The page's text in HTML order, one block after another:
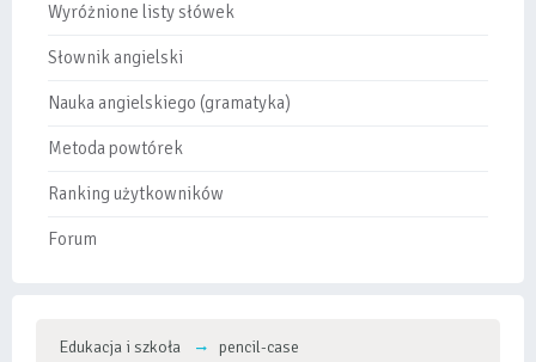
Wyróżnione listy słówek
Słownik angielski
Nauka angielskiego (gramatyka)
Metoda powtórek
Ranking użytkowników
Forum
Edukacja i szkoła pencil-case